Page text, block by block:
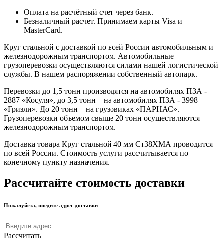
Оплата на расчётный счет через банк.
Безналичный расчет. Принимаем карты Visa и
MasterCard.
Круг стальной с доставкой по всей России автомобильным и
железнодорожным транспортом. Автомобильные
грузоперевозки осуществляются силами нашей логистической
службы. В нашем распоряжении собственный автопарк.
Перевозки до 1,5 тонн производятся на автомобилях ПЗА -
2887 «Косуля», до 3,5 тонн – на автомобилях ПЗА - 3998
«Гризли». До 20 тонн – на грузовиках «ПАРНАС».
Грузоперевозки объемом свыше 20 тонн осуществляются
железнодорожным транспортом.
Доставка товара Круг стальной 40 мм Ст38ХМА проводится
по всей России. Стоимость услуги рассчитывается по
конечному пункту назначения.
Рассчитайте стоимость доставки
Пожалуйста, введите адрес доставки
Рассчитать